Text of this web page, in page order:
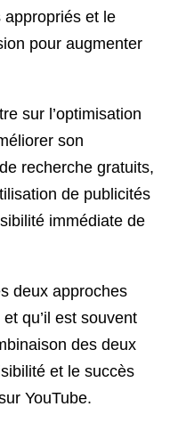
et le
pour augmenter
sur l’optimisation
son
recherche gratuits,
de publicités
immédiate de
deux approches
qu’il est souvent
des deux
et le succès
YouTube.